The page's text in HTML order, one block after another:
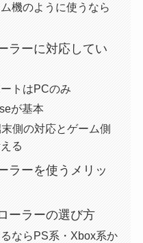
機のように使うなら
ラーに対応してい
トはPCのみ
が基本
側の対応とゲーム側
る
ラーを使うメリッ
ーラーの選び方
ならPS系・Xbox系か